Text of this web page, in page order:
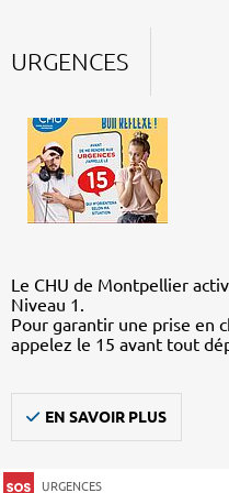
URGENCES
Le CHU de Montpellier
Niveau 1.
Pour garantir une prise en
appelez le 15 avant tout
EN SAVOIR PLUS
URGENCES